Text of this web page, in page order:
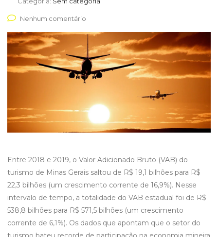
Nenhum comentário
Entre 2018 e 2019, o Valor Adicionado Bruto (VAB) do
turismo de Minas Gerais saltou de R$ 19,1 bilhões para R$
22,3 bilhões (um crescimento corrente de 16,9%). Nesse
intervalo de tempo, a totalidade do VAB estadual foi de R$
538,8 bilhões para R$ 571,5 bilhões (um crescimento
corrente de 6,1%). Os dados que apontam que o setor do